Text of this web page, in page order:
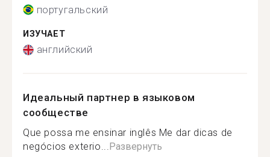
португальский
ИЗУЧАЕТ
английский
Идеальный партнер в языковом
сообществе
Que possa me ensinar inglês Me dar dicas de
negócios exterio...Развернуть